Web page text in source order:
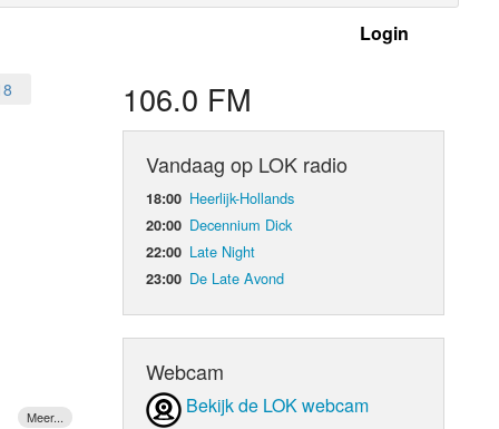
Login
106.0 FM
Vandaag op LOK radio
18:00 Heerlijk-Hollands
20:00 Decennium Dick
22:00 Late Night
23:00 De Late Avond
Webcam
Bekijk de LOK webcam